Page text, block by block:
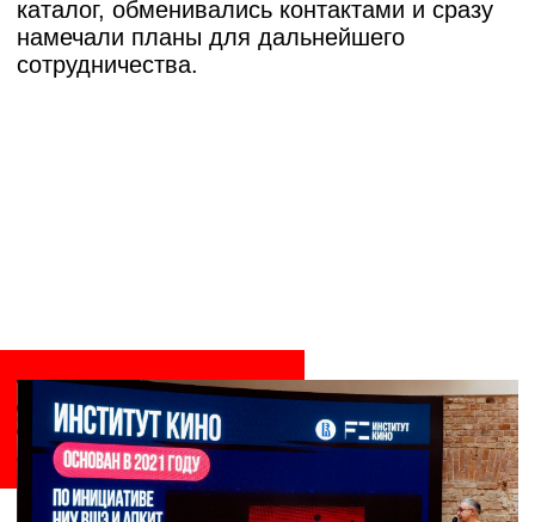
progress»
Спиддейтинг начался с презентации
проектов выпускников. Студенты
представляли свои идеи для производства
будущих полных метров и сериалов
в рамках сценарного питчинга, а также
презентовали тизеры уже отснятых работ
в рамках питчинга «work-in-progress.
Мы учим смотреть на кино с точки зрения
интересов массовой аудитории, с точки
зрения бизнеса, но не забываем, что